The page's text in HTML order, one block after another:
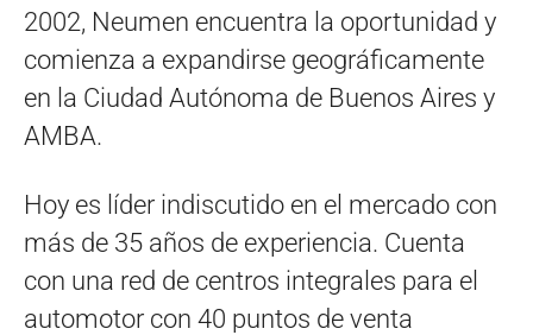
2002, Neumen encuentra la oportunidad y
comienza a expandirse geográficamente
en la Ciudad Autónoma de Buenos Aires y
AMBA.
Hoy es líder indiscutido en el mercado con
más de 35 años de experiencia. Cuenta
con una red de centros integrales para el
automotor con 40 puntos de venta